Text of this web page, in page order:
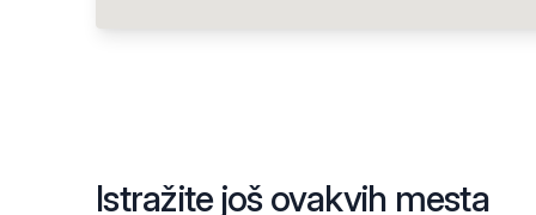
Istražite još ovakvih mesta